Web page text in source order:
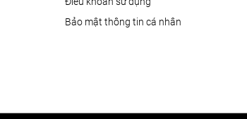
Bảo mật thông tin cá nhân